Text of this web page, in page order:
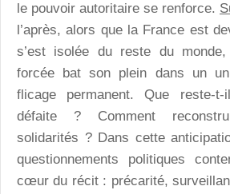
le pouvoir autoritaire se renforce.
l’après, alors que la France est
s’est isolée du reste du monde,
forcée bat son plein dans un
flicage permanent. Que reste-
défaite ? Comment
solidarités ? Dans cette
questionnements politiques
cœur du récit : précarité,